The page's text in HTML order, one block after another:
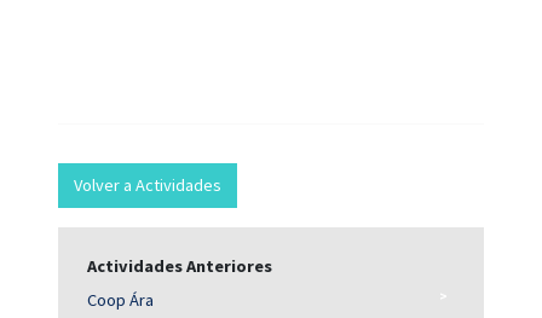
Volver a Actividades
Actividades Anteriores
Coop Ára
>